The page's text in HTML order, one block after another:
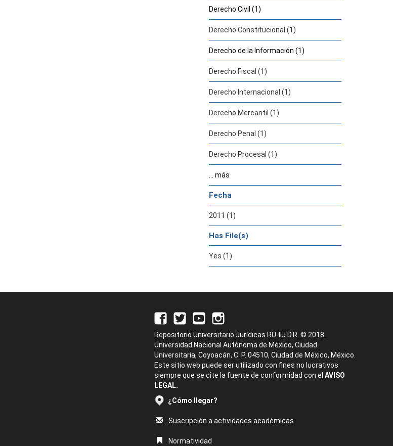
Derecho Civil (1)
Derecho Constitucional (1)
Derecho de la Información (1)
Derecho Fiscal (1)
Derecho Internacional (1)
Derecho Mercantil (1)
Derecho Penal (1)
Derecho Procesal (1)
... más
Fecha
2011 (1)
Has File(s)
Yes (1)
Repositorio Universitario Jurídicas RU-IIJ D.R. © 2018.
Universidad Nacional Autónoma de México, Ciudad
Universitaria, Coyoacán, C. P. 04510, Ciudad de México, México.
Este sitio web puede ser utilizado con fines no lucrativos
siempre que se cite la fuente de conformidad con el AVISO
LEGAL.
¿Cómo llegar?
Suscripción a actividades académicas
Normatividad